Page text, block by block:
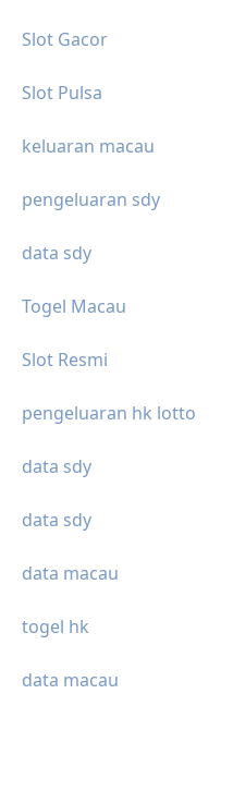
Slot Gacor
Slot Pulsa
keluaran macau
pengeluaran sdy
data sdy
Togel Macau
Slot Resmi
pengeluaran hk lotto
data sdy
data sdy
data macau
togel hk
data macau